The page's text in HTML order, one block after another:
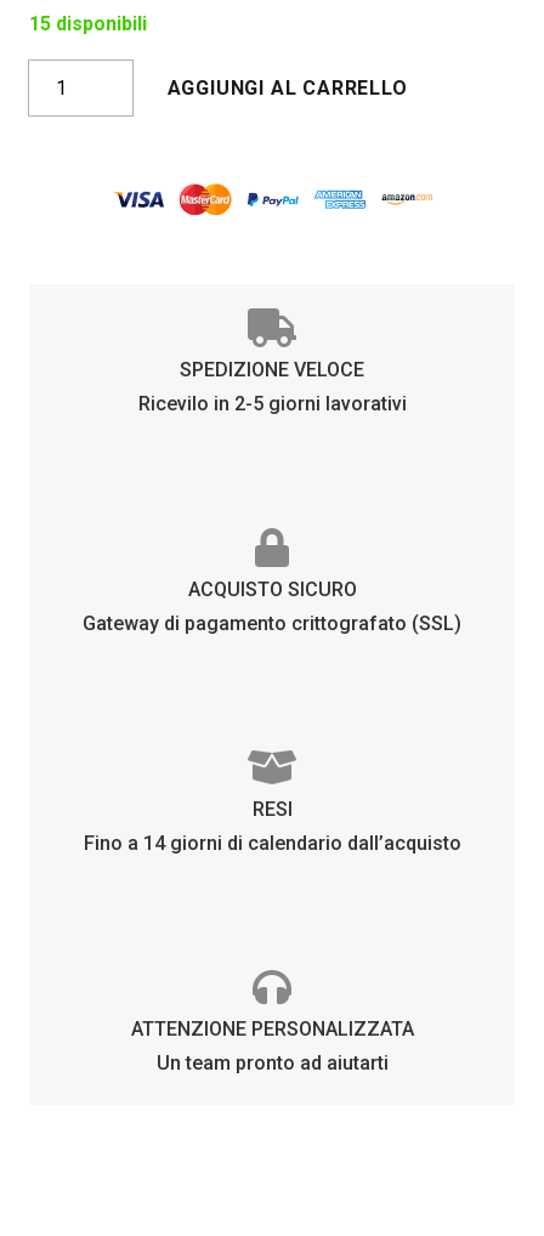
15 disponibili
COPENHAGEN
VERDE
AGGIUNGI AL CARRELLO
SPEDIZIONE VELOCE
Ricevilo in 2-5 giorni lavorativi
ACQUISTO SICURO
Gateway di pagamento crittografato (SSL)
RESI
Fino a 14 giorni di calendario dall’acquisto
ATTENZIONE PERSONALIZZATA
Un team pronto ad aiutarti